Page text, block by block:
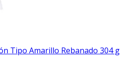
Tipo Amarillo Rebanado 304 g